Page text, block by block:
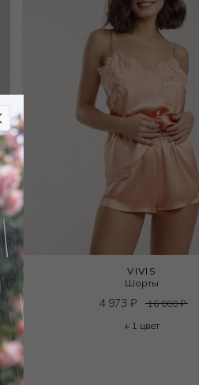
VIVIS
Шорты
4 973 ₽ 16 000₽
+ 1 цвет